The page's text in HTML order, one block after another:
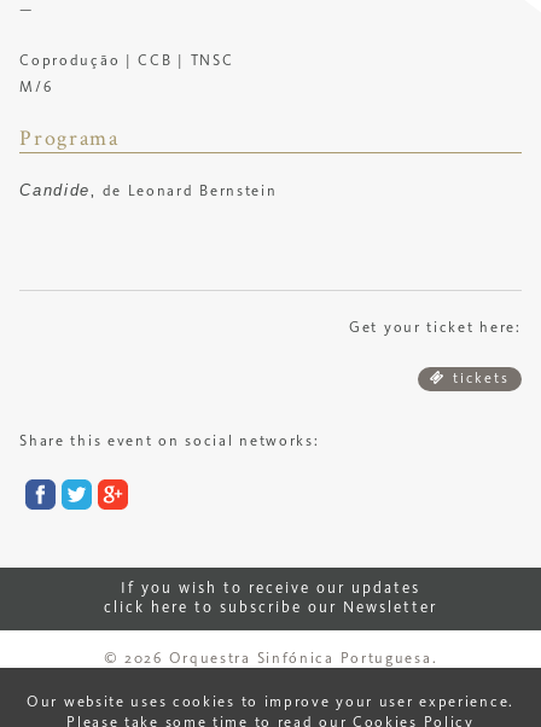
Our website uses cookies to improve your user experience.
Please take some time to read our Cookies Policy
—
Coprodução | CCB | TNSC
M/6
Programa
Candide, de Leonard Bernstein
Get your ticket here:
tickets
Share this event on social networks:
If you wish to receive our updates
click here to subscribe our Newsletter
© 2026 Orquestra Sinfónica Portuguesa.